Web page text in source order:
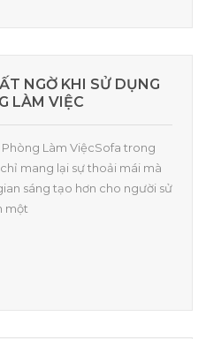
NGỜ KHI SỬ DỤNG
LÀM VIỆC
Phòng Làm ViệcSofa trong
mang lại sự thoải mái mà
sáng tạo hơn cho người sử
một